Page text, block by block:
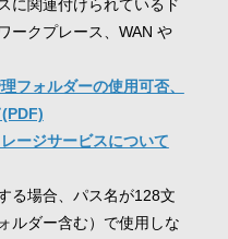
に関連付けられているド
ークプレース、WAN や
フォルダーの使用可否、
ージサービスについて
る場合、パス名が128文
ルダー含む）で使用しな